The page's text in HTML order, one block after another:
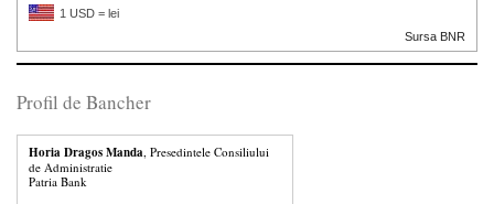
1 USD = lei
Sursa BNR
Profil de Bancher
Horia Dragos Manda , Presedintele Consiliului
de Administratie
Patria Bank